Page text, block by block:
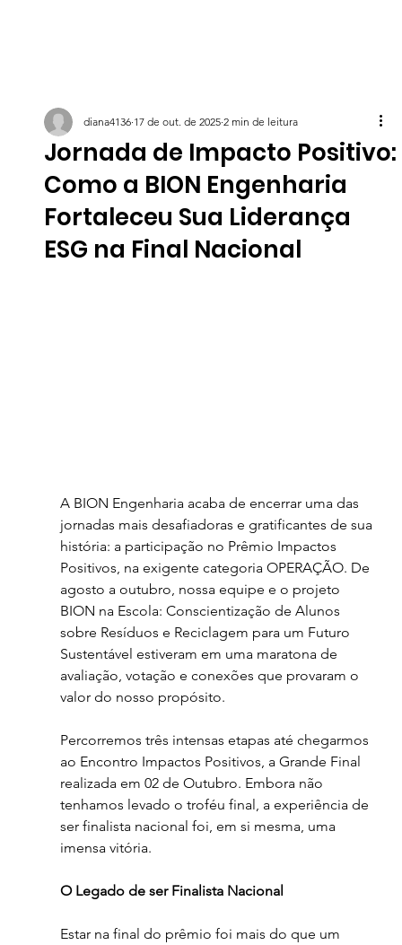
Jornada de Impacto Positivo:
Como a BION Engenharia
Fortaleceu Sua Liderança
ESG na Final Nacional
diana4136 17 de out. de 2025 2 min de leitura
A BION Engenharia acaba de encerrar uma das
jornadas mais desafiadoras e gratificantes de sua
história: a participação no Prêmio Impactos
Positivos, na exigente categoria OPERAÇÃO. De
agosto a outubro, nossa equipe e o projeto
BION na Escola: Conscientização de Alunos
sobre Resíduos e Reciclagem para um Futuro
Sustentável estiveram em uma maratona de
avaliação, votação e conexões que provaram o
valor do nosso propósito.
Percorremos três intensas etapas até chegarmos
ao Encontro Impactos Positivos, a Grande Final
realizada em 02 de Outubro. Embora não
tenhamos levado o troféu final, a experiência de
ser finalista nacional foi, em si mesma, uma
imensa vitória.
O Legado de ser Finalista Nacional
Estar na final do prêmio foi mais do que um